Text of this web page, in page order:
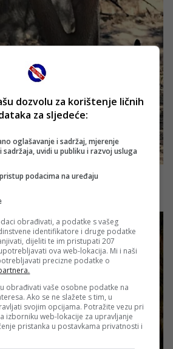
dozvolu za korištenje ličnih
za sljedeće:
oglašavanje i sadržaj, mjerenje
sadržaja, uvidi u publiku i razvoj usluga
podacima na uređaju
obrađivati, a podatke s vašeg
identifikatore i druge podatke
dijeliti te im pristupati 207
ova web-lokacija. Mi i naši
precizne podatke o
obrađivati vaše osobne podatke na
Ako se ne slažete s tim, u
svojim opcijama. Potražite vezu pri
izborniku web-lokacije za upravljanje
pristanka u postavkama privatnosti i